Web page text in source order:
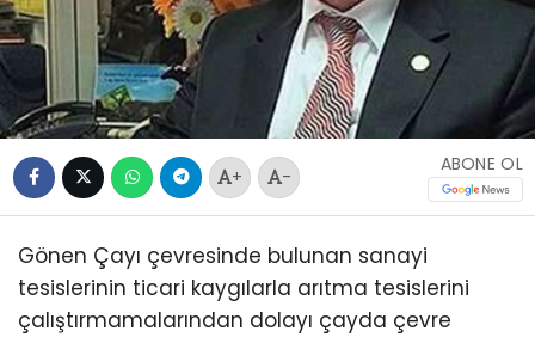
+ -
ABONE OL
Gönen Çayı çevresinde bulunan sanayi
tesislerinin ticari kaygılarla arıtma tesislerini
çalıştırmamalarından dolayı çayda çevre